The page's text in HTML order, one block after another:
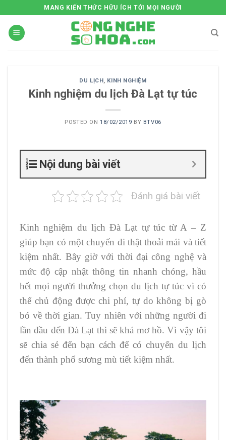
to
content
MANG KIẾN THỨC HỮU ÍCH TỚI MỌI NGƯỜI
DU LỊCH, KINH NGHIỆM
Kinh nghiệm du lịch Đà Lạt tự túc
POSTED ON 18/02/2019 BY BTV06
Nội dung bài viết
Đánh giá bài viết
Kinh nghiệm du lịch Đà Lạt tự túc từ A – Z
giúp bạn có một chuyến đi thật thoải mái và tiết
kiệm nhất. Bây giờ với thời đại công nghệ và
mức độ cập nhật thông tin nhanh chóng, hầu
hết mọi người thưởng chọn du lịch tự túc vì có
thể chủ động được chi phí, tự do không bị gò
bó về thời gian. Tuy nhiên với những người đi
lần đầu đến Đà Lạt thì sẽ khá mơ hồ. Vì vậy tôi
sẽ chia sẻ đến bạn cách để có chuyến du lịch
đến thành phố sương mù tiết kiệm nhất.